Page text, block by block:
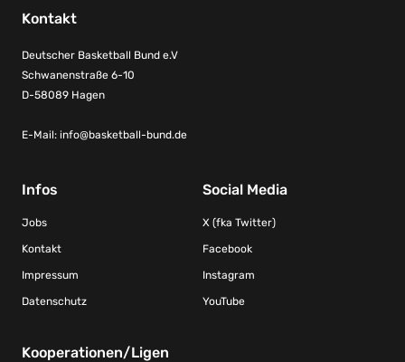
Kontakt
Deutscher Basketball Bund e.V
Schwanenstraße 6-10
D-58089 Hagen
E-Mail: info@basketball-bund.de
Infos
Jobs
Kontakt
Impressum
Datenschutz
Social Media
X (fka Twitter)
Facebook
Instagram
YouTube
Kooperationen/Ligen